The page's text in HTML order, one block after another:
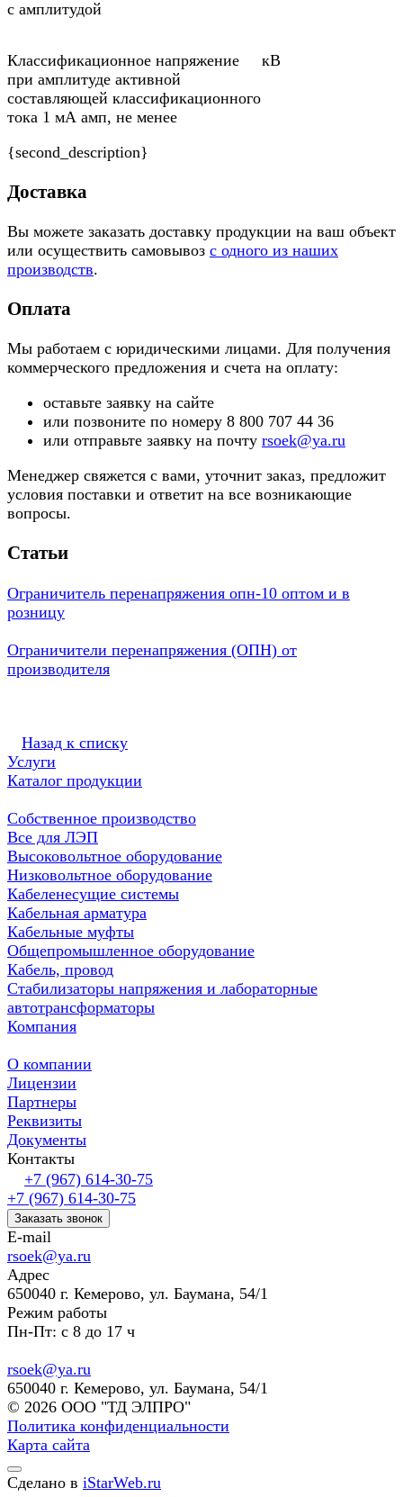
с амплитудой
Классификационное напряжение
при амплитуде активной
составляющей классификационного
тока 1 мА амп, не менее
кВ
{second_description}
Доставка
Вы можете заказать доставку продукции на ваш объект
или осуществить самовывоз с одного из наших
производств.
Оплата
Мы работаем с юридическими лицами. Для получения
коммерческого предложения и счета на оплату:
оставьте заявку на сайте
или позвоните по номеру 8 800 707 44 36
или отправьте заявку на почту rsoek@ya.ru
Менеджер свяжется с вами, уточнит заказ, предложит
условия поставки и ответит на все возникающие
вопросы.
Статьи
Ограничитель перенапряжения опн-10 оптом и в
розницу
Ограничители перенапряжения (ОПН) от
производителя
Назад к списку
Услуги
Каталог продукции
Собственное производство
Все для ЛЭП
Высоковольтное оборудование
Низковольтное оборудование
Кабеленесущие системы
Кабельная арматура
Кабельные муфты
Общепромышленное оборудование
Кабель, провод
Стабилизаторы напряжения и лабораторные
автотрансформаторы
Компания
О компании
Лицензии
Партнеры
Реквизиты
Документы
Контакты
+7 (967) 614-30-75
+7 (967) 614-30-75
Заказать звонок
E-mail
rsoek@ya.ru
Адрес
650040 г. Кемерово, ул. Баумана, 54/1
Режим работы
Пн-Пт: с 8 до 17 ч
rsoek@ya.ru
650040 г. Кемерово, ул. Баумана, 54/1
© 2026 ООО "ТД ЭЛПРО"
Политика конфиденциальности
Карта сайта
Сделано в iStarWeb.ru